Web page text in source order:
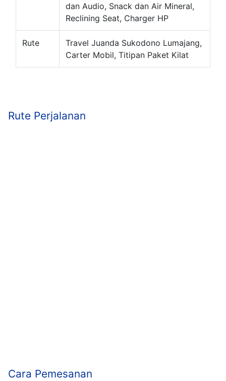
dan Audio, Snack dan Air Mineral,
Reclining Seat, Charger HP
Rute
Travel Juanda Sukodono Lumajang,
Carter Mobil, Titipan Paket Kilat
Rute Perjalanan
Cara Pemesanan